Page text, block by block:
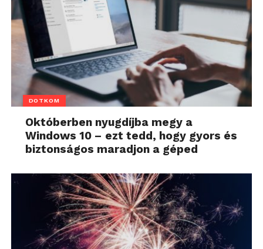
DOTKOM
Októberben nyugdíjba megy a
Windows 10 – ezt tedd, hogy gyors és
biztonságos maradjon a géped